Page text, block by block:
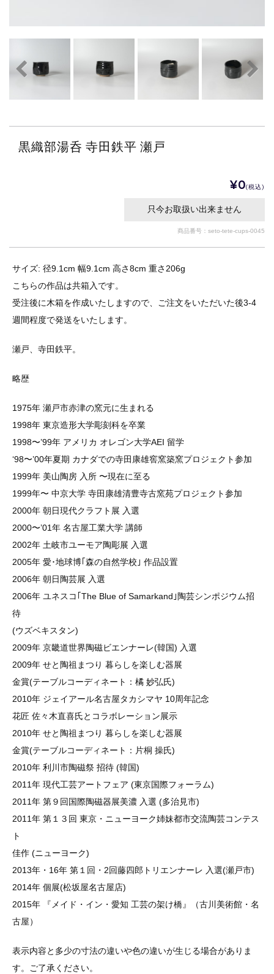
黒織部湯呑 寺田鉄平 瀬戸
¥0(税込)
只今お取扱い出来ません
商品番号：seto-tete-cups-0045
サイズ: 径9.1cm 幅9.1cm 高さ8cm 重さ206g
こちらの作品は共箱入です。
受注後に木箱を作成いたしますので、ご注文をいただいた後3-4
週間程度で発送をいたします。
瀬戸、寺田鉄平。
略歴
1975年 瀬戸市赤津の窯元に生まれる
1998年 東京造形大学彫刻科を卒業
1998〜’99年 アメリカ オレゴン大学AEI 留学
‘98〜’00年夏期 カナダでの寺田康雄窖窯築窯プロジェクト参加
1999年 美山陶房 入所 〜現在に至る
1999年〜 中京大学 寺田康雄清豊寺古窯苑プロジェクト参加
2000年 朝日現代クラフト展 入選
2000〜’01年 名古屋工業大学 講師
2002年 土岐市ユーモア陶彫展 入選
2005年 愛･地球博｢森の自然学校｣ 作品設置
2006年 朝日陶芸展 入選
2006年 ユネスコ｢The Blue of Samarkand｣陶芸シンポジウム招
待
(ウズベキスタン)
2009年 京畿道世界陶磁ビエンナーレ(韓国) 入選
2009年 せと陶祖まつり 暮らしを楽しむ器展
金賞(テーブルコーディネート：橘 妙弘氏)
2010年 ジェイアール名古屋タカシマヤ 10周年記念
花匠 佐々木直喜氏とコラボレーション展示
2010年 せと陶祖まつり 暮らしを楽しむ器展
金賞(テーブルコーディネート：片桐 操氏)
2010年 利川市陶磁祭 招待 (韓国)
2011年 現代工芸アートフェア (東京国際フォーラム)
2011年 第９回国際陶磁器展美濃 入選 (多治見市)
2011年 第１３回 東京・ニューヨーク姉妹都市交流陶芸コンテス
ト
佳作 (ニューヨーク)
2013年・16年 第１回・2回藤四郎トリエンナーレ 入選(瀬戸市)
2014年 個展(松坂屋名古屋店)
2015年 『メイド・イン・愛知 工芸の架け橋』（古川美術館・名
古屋）
表示内容と多少の寸法の違いや色の違いが生じる場合がありま
す。ご了承ください。